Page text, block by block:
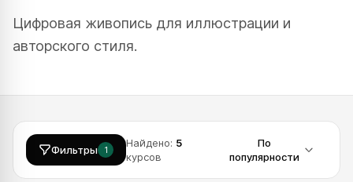
Цифровая живопись для иллюстрации и
авторского стиля.
Фильтры 1
Найдено: 5
курсов
По
популярности